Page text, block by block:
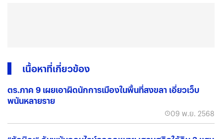
เนื้อหาที่เกี่ยวข้อง
ตร.ภาค 9 เผยเอาผิดนักการเมืองในพื้นที่สงขลา เอี่ยวเว็บ
พนันหลายราย
09 พ.ย. 2568